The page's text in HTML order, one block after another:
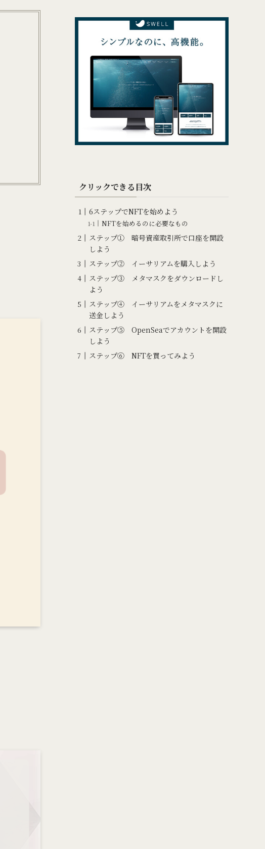
クリックできる目次
6ステップでNFTを始めよう
NFTを始めるのに必要なもの
ステップ① 暗号資産取引所で口座を開設
しよう
ステップ② イーサリアムを購入しよう
ステップ③ メタマスクをダウンロードし
よう
ステップ④ イーサリアムをメタマスクに
送金しよう
ステップ⑤ OpenSeaでアカウントを開設
しよう
ステップ⑥ NFTを買ってみよう